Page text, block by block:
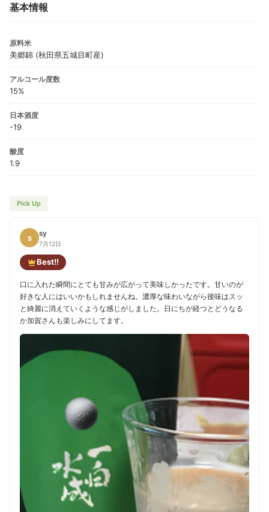
基本情報
原料米
美郷錦 (秋田県五城目町産)
アルコール度数
15%
日本酒度
-19
酸度
1.9
Pick Up
s sy
7月12日
Best!!
口に入れた瞬間にとても甘みが広がって美味しかったです。甘いのが
好きな人にはいいかもしれませんね。濃厚な味わいながら後味はスッ
と綺麗に消えていくような感じがしました。日にちが経つとどうなる
か加賀さんも楽しみにしてます。